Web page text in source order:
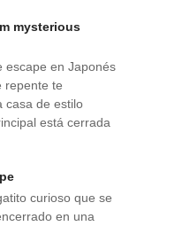
mysterious
escape en Japonés
repente te
casa de estilo
está cerrada
curioso que se
en una